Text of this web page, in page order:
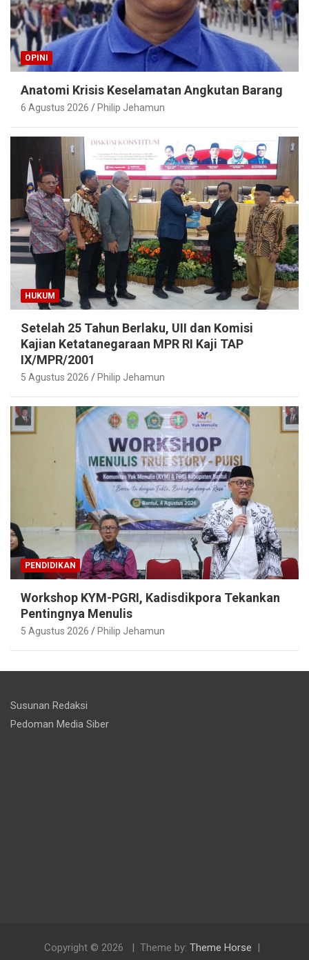
OPINI
Anatomi Krisis Keselamatan Angkutan Barang
6 Agustus 2026 Philip Jehamun
HUKUM
Setelah 25 Tahun Berlaku, UII dan Komisi
Kajian Ketatanegaraan MPR RI Kaji TAP
IX/MPR/2001
5 Agustus 2026 Philip Jehamun
PENDIDIKAN
Workshop KYM-PGRI, Kadisdikpora Tekankan
Pentingnya Menulis
5 Agustus 2026 Philip Jehamun
Susunan Redaksi
Pedoman Media Siber
Copyright © 2026 Theme by: Theme Horse